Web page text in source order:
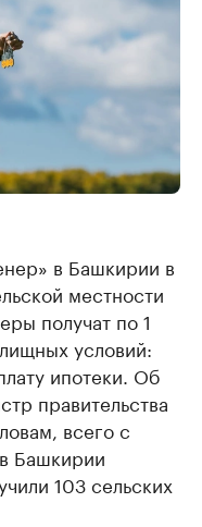
в Башкирии в
местности
получат по 1
условий:
ипотеки. Об
правительства
всего с
Башкирии
103 сельских